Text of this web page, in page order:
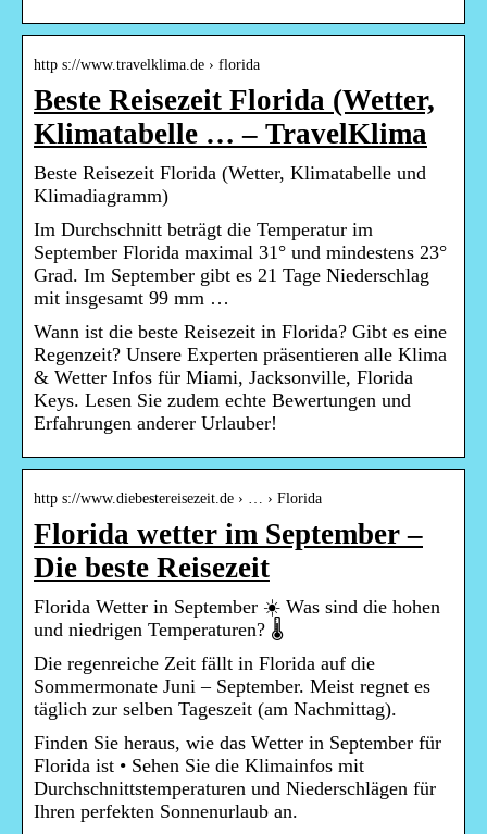
http s://www.travelklima.de › florida
Beste Reisezeit Florida (Wetter,
Klimatabelle … – TravelKlima
Beste Reisezeit Florida (Wetter, Klimatabelle und
Klimadiagramm)
Im Durchschnitt beträgt die Temperatur im
September Florida maximal 31° und mindestens 23°
Grad. Im September gibt es 21 Tage Niederschlag
mit insgesamt 99 mm …
Wann ist die beste Reisezeit in Florida? Gibt es eine
Regenzeit? Unsere Experten präsentieren alle Klima
& Wetter Infos für Miami, Jacksonville, Florida
Keys. Lesen Sie zudem echte Bewertungen und
Erfahrungen anderer Urlauber!
http s://www.diebestereisezeit.de › … › Florida
Florida wetter im September –
Die beste Reisezeit
Florida Wetter in September ☀️ Was sind die hohen
und niedrigen Temperaturen? 🌡️
Die regenreiche Zeit fällt in Florida auf die
Sommermonate Juni – September. Meist regnet es
täglich zur selben Tageszeit (am Nachmittag).
Finden Sie heraus, wie das Wetter in September für
Florida ist • Sehen Sie die Klimainfos mit
Durchschnittstemperaturen und Niederschlägen für
Ihren perfekten Sonnenurlaub an.